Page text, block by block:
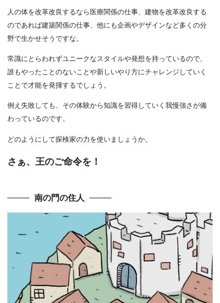
人の体を改革改良するなら医療関係の仕事、建物を改革改良する
のであれば建築関係の仕事、他にも企画やデザインなど多くの分
野で生かせそうですな。
常識にとらわれずユニークなスタイルや発想を持っているので、
誰もやったことのないことや新しいやり方にチャレンジしていく
ことで才能を発揮するでしょう。
例え失敗しても、その体験から知識を習得していく我慢強さが備
わっているのです。
どのようにして探検家の力を使いましょうか。
さぁ、王のご命令を！
南の門の住人